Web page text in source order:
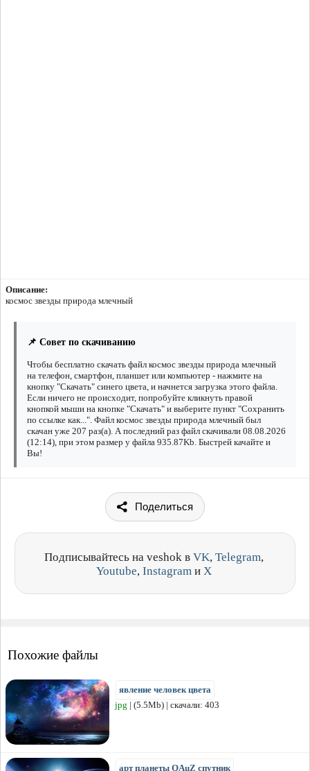
Описание:
космос звезды природа млечный
📌 Совет по скачиванию
Чтобы бесплатно скачать файл космос звезды природа млечный
на телефон, смартфон, планшет или компьютер - нажмите на
кнопку "Скачать" синего цвета, и начнется загрузка этого файла.
Если ничего не происходит, попробуйте кликнуть правой
кнопкой мыши на кнопке "Скачать" и выберите пункт "Сохранить
по ссылке как...". Файл космос звезды природа млечный был
скачан уже 207 раз(а). А последний раз файл скачивали 08.08.2026
(12:14), при этом размер у файла 935.87Kb. Быстрей качайте и
Вы!
Поделиться
Подписывайтесь на veshok в VK, Telegram,
Youtube, Instagram и X
Похожие файлы
явление человек цвета
jpg | (5.5Mb) | скачали: 403
арт планеты QAuZ спутник